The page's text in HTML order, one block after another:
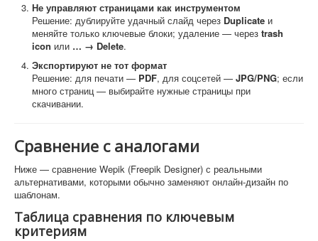
Не управляют страницами как инструментом
Решение: дублируйте удачный слайд через Duplicate и
меняйте только ключевые блоки; удаление — через trash
icon или … → Delete.
Экспортируют не тот формат
Решение: для печати — PDF, для соцсетей — JPG/PNG; если
много страниц — выбирайте нужные страницы при
скачивании.
Сравнение с аналогами
Ниже — сравнение Wepik (Freepik Designer) с реальными
альтернативами, которыми обычно заменяют онлайн-дизайн по
шаблонам.
Таблица сравнения по ключевым
критериям